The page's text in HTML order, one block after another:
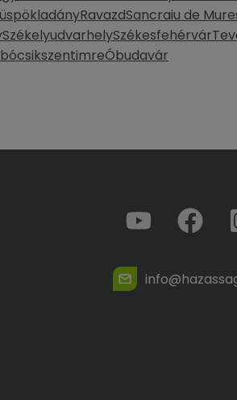
RavazdSancraiu de
SzékelyudvarhelySzékesfehérvár
csikszentimreÓbudavár